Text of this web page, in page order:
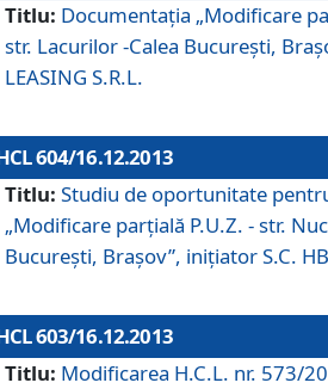
Titlu: Documentaţia „Modificare
str. Lacurilor -Calea Bucureşti,
LEASING S.R.L.
604/16.12.2013
Titlu: Studiu de oportunitate
„Modificare parţială P.U.Z. - str.
Bucureşti, Braşov”, iniţiator S.C.
603/16.12.2013
Titlu: Modificarea H.C.L. nr. 573/